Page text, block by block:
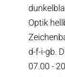
Optik
d-f-i-gb.
07.00 -